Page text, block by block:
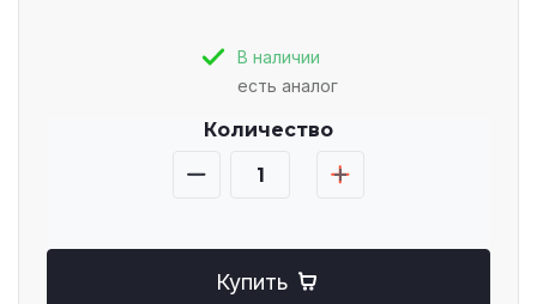
В наличии
есть аналог
Количество
Купить